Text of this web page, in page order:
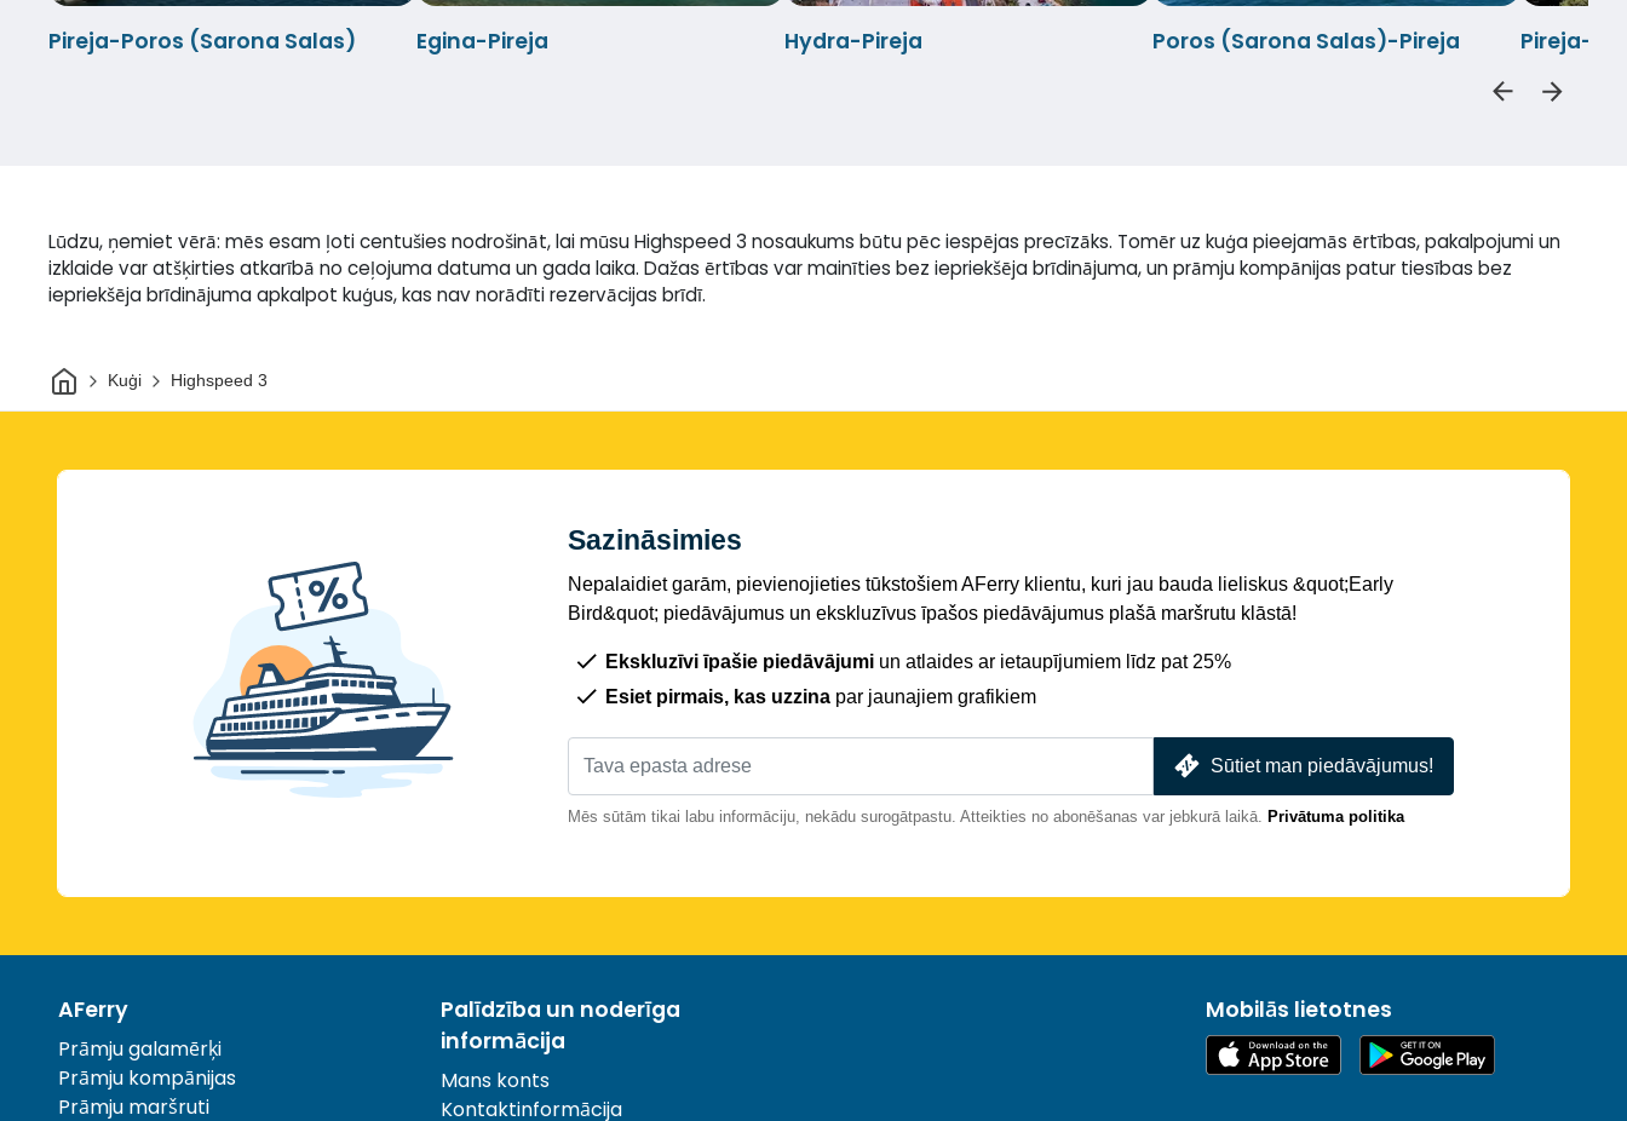
Pireja-Poros (Sarona Salas) Egina-Pireja Hydra-Pireja Poros (Sarona Salas)-Pireja Pireja-
Lūdzu, ņemiet vērā: mēs esam ļoti centušies nodrošināt, lai mūsu Highspeed 3 nosaukums būtu pēc iespējas precīzāks. Tomēr uz kuģa pieejamās ērtības, pakalpojumi un
izklaide var atšķirties atkarībā no ceļojuma datuma un gada laika. Dažas ērtības var mainīties bez iepriekšēja brīdinājuma, un prāmju kompānijas patur tiesības bez
iepriekšēja brīdinājuma apkalpot kuģus, kas nav norādīti rezervācijas brīdī.
Sākums
Kuģi Highspeed 3
Sazināsimies
Nepalaidiet garām, pievienojieties tūkstošiem AFerry klientu, kuri jau bauda lieliskus &quot;Early
Bird&quot; piedāvājumus un ekskluzīvus īpašos piedāvājumus plašā maršrutu klāstā!
Ekskluzīvi īpašie piedāvājumi un atlaides ar ietaupījumiem līdz pat 25%
Esiet pirmais, kas uzzina par jaunajiem grafikiem
Sūtiet man piedāvājumus!
Mēs sūtām tikai labu informāciju, nekādu surogātpastu. Atteikties no abonēšanas var jebkurā laikā. Privātuma politika
AFerry
Prāmju galamērķi
Prāmju kompānijas
Prāmju maršruti
Palīdzība un noderīga
informācija
Mans konts
Kontaktinformācija
Mobilās lietotnes